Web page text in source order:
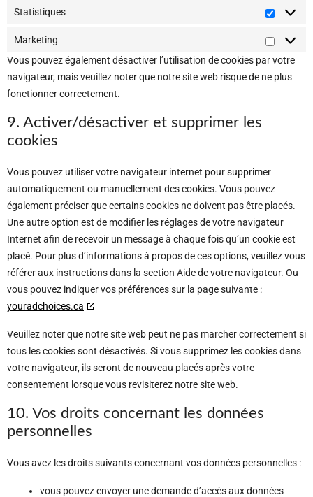
Statistiques
Marketing
Vous pouvez également désactiver l’utilisation de cookies par votre
navigateur, mais veuillez noter que notre site web risque de ne plus
fonctionner correctement.
9. Activer/désactiver et supprimer les
cookies
Vous pouvez utiliser votre navigateur internet pour supprimer
automatiquement ou manuellement des cookies. Vous pouvez
également préciser que certains cookies ne doivent pas être placés.
Une autre option est de modifier les réglages de votre navigateur
Internet afin de recevoir un message à chaque fois qu’un cookie est
placé. Pour plus d’informations à propos de ces options, veuillez vous
référer aux instructions dans la section Aide de votre navigateur. Ou
vous pouvez indiquer vos préférences sur la page suivante :
youradchoices.ca
Veuillez noter que notre site web peut ne pas marcher correctement si
tous les cookies sont désactivés. Si vous supprimez les cookies dans
votre navigateur, ils seront de nouveau placés après votre
consentement lorsque vous revisiterez notre site web.
10. Vos droits concernant les données
personnelles
Vous avez les droits suivants concernant vos données personnelles :
vous pouvez envoyer une demande d’accès aux données